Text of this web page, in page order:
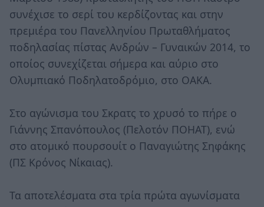
συνέχισε το σερί του κερδίζοντας και στην
πρεμιέρα του Πανελληνίου Πρωταθλήματος
ποδηλασίας πίστας Ανδρών – Γυναικών 2014, το
οποίος συνεχίζεται σήμερα και αύριο στο
Ολυμπιακό Ποδηλατοδρόμιο, στο ΟΑΚΑ.
Στο αγώνισμα του Σκρατς το χρυσό το πήρε ο
Γιάννης Σπανόπουλος (Πελοτόν ΠΟΗΑΤ), ενώ
στο ατομικό πουρσουίτ ο Παναγιώτης Σηφάκης
(ΠΣ Κρόνος Νίκαιας).
Τα αποτελέσματα στα τρία πρώτα αγωνίσματα